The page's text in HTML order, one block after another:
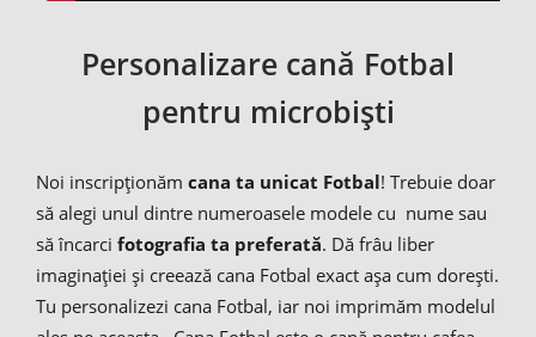
Personalizare cană Fotbal
pentru microbiști
Noi inscripționăm cana ta unicat Fotbal! Trebuie doar
să alegi unul dintre numeroasele modele cu nume sau
să încarci fotografia ta preferată. Dă frâu liber
imaginației și creează cana Fotbal exact așa cum dorești.
Tu personalizezi cana Fotbal, iar noi imprimăm modelul